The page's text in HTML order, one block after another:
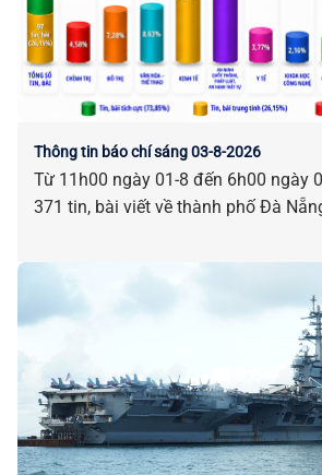
Thông tin báo chí sáng 03-8-2026
Từ 11h00 ngày 01-8 đến 6h00 ngày
371 tin, bài viết về thành phố Đà